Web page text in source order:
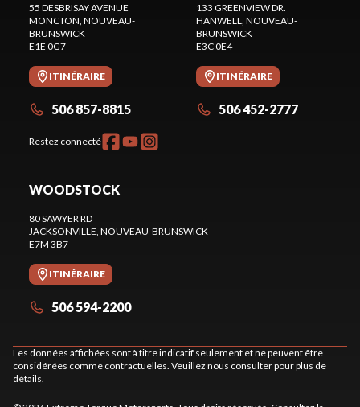
55 DESBRISAY AVENUE
MONCTON , NOUVEAU-
BRUNSWICK
E1E 0G7
ITINÉRAIRE
506 857-8815
Restez connecté
133 GREENVIEW DR.
HANWELL , NOUVEAU-
BRUNSWICK
E3C 0E4
ITINÉRAIRE
506 452-2777
WOODSTOCK
80 SAWYER RD
JACKSONVILLE , NOUVEAU-BRUNSWICK
E7M 3B7
ITINÉRAIRE
506 594-2200
Les données affichées sont à titre indicatif seulement et ne peuvent être
considérées comme contractuelles. Veuillez nous consulter pour plus de
détails.